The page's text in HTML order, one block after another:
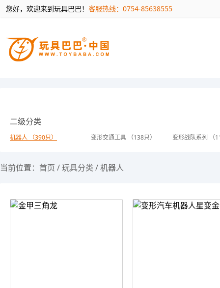
您好，欢迎来到玩具巴巴！ 客服热线：0754-85638555
二级分类
机器人 （390只） 变形交通工具 （138只） 变形战队系列 （
当前位置： 首页 /玩具分类 /机器人